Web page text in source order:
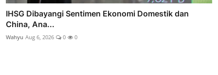
IHSG Dibayangi Sentimen Ekonomi Domestik dan
China, Ana...
Wahyu Aug 6, 2026 0 0